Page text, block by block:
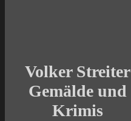
Volker Streiter
Gemälde und
Krimis